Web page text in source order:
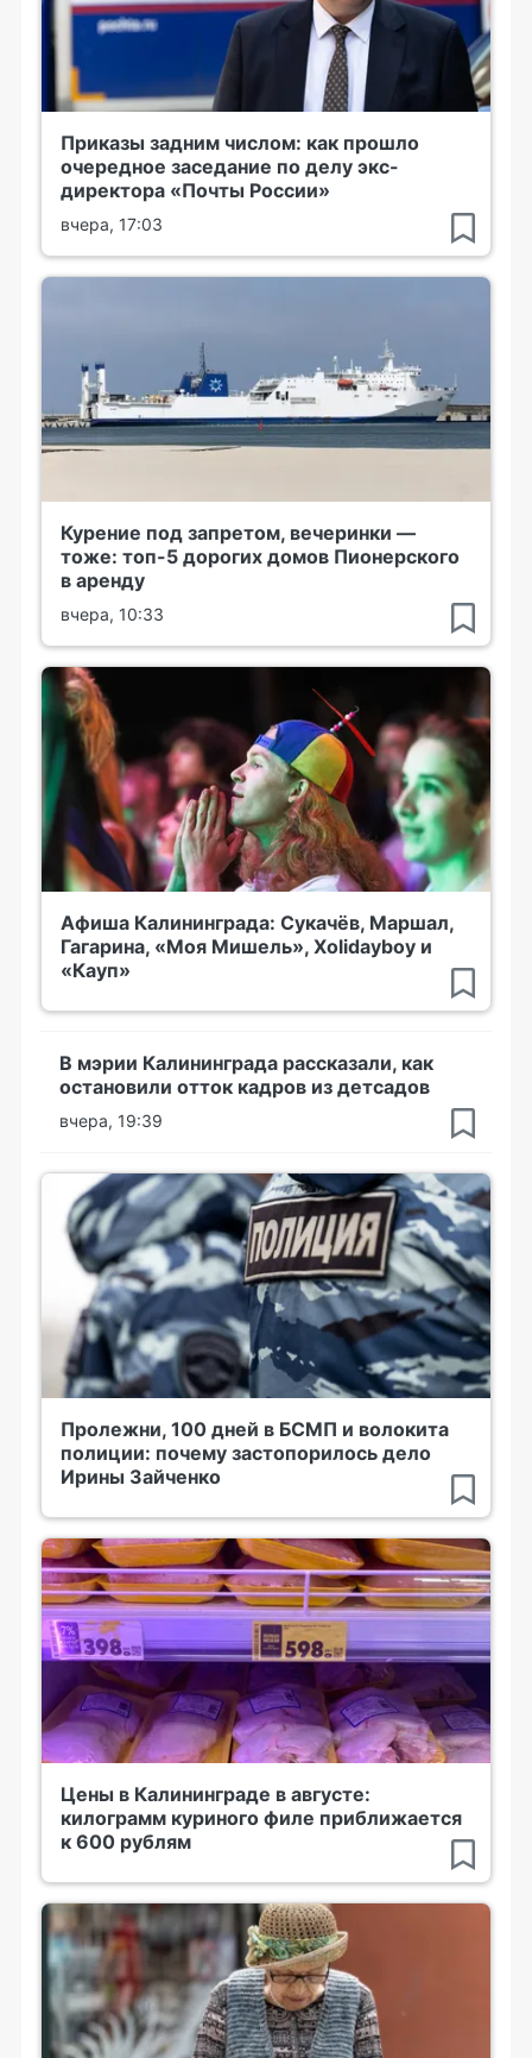
Приказы задним числом: как прошло
очередное заседание по делу экс-
директора «Почты России»
вчера, 17:03
Курение под запретом, вечеринки —
тоже: топ-5 дорогих домов Пионерского
в аренду
вчера, 10:33
Афиша Калининграда: Сукачёв, Маршал,
Гагарина, «Моя Мишель», Xolidayboy и
«Кауп»
В мэрии Калининграда рассказали, как
остановили отток кадров из детсадов
вчера, 19:39
Пролежни, 100 дней в БСМП и волокита
полиции: почему застопорилось дело
Ирины Зайченко
Цены в Калининграде в августе:
килограмм куриного филе приближается
к 600 рублям